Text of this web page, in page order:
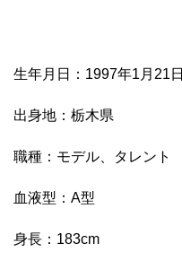
生年月日：1997年1月21日
出身地：栃木県
職種：モデル、タレント
血液型：A型
身長：183cm